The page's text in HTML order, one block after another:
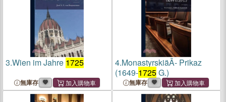
3.Wien im Jahre 1725
無庫存
4.MonastyrskiäÂ- Prikaz
(1649-1725G.)
無庫存